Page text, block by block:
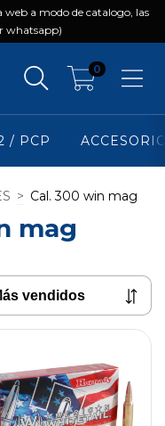
web a modo de catalogo, las
whatsapp)
0
/ PCP
> Cal. 300 win mag
mag